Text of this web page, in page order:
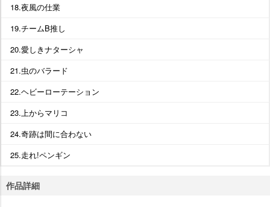
18.夜風の仕業
19.チームB推し
20.愛しきナターシャ
21.虫のバラード
22.ヘビーローテーション
23.上からマリコ
24.奇跡は間に合わない
25.走れ!ペンギン
作品詳細